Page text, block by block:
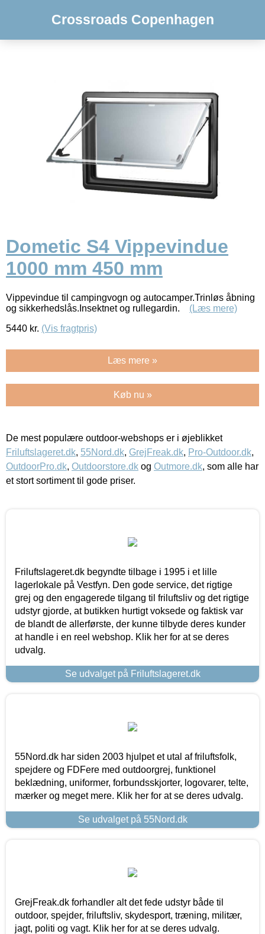
Crossroads Copenhagen
Dometic S4 Vippevindue
1000 mm 450 mm
Vippevindue til campingvogn og autocamper.Trinløs åbning
og sikkerhedslås.Insektnet og rullegardin. (Læs mere)
5440 kr. (Vis fragtpris)
Læs mere »
Køb nu »
De mest populære outdoor-webshops er i øjeblikket
Friluftslageret.dk, 55Nord.dk, GrejFreak.dk, Pro-Outdoor.dk,
OutdoorPro.dk, Outdoorstore.dk og Outmore.dk, som alle har
et stort sortiment til gode priser.
Friluftslageret.dk begyndte tilbage i 1995 i et lille
lagerlokale på Vestfyn. Den gode service, det rigtige
grej og den engagerede tilgang til friluftsliv og det rigtige
udstyr gjorde, at butikken hurtigt voksede og faktisk var
de blandt de allerførste, der kunne tilbyde deres kunder
at handle i en reel webshop. Klik her for at se deres
udvalg.
Se udvalget på Friluftslageret.dk
55Nord.dk har siden 2003 hjulpet et utal af friluftsfolk,
spejdere og FDFere med outdoorgrej, funktionel
beklædning, uniformer, forbundsskjorter, logovarer, telte,
mærker og meget mere. Klik her for at se deres udvalg.
Se udvalget på 55Nord.dk
GrejFreak.dk forhandler alt det fede udstyr både til
outdoor, spejder, friluftsliv, skydesport, træning, militær,
jagt, politi og vagt. Klik her for at se deres udvalg.